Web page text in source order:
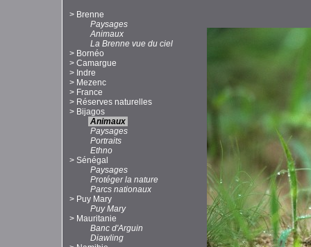
> Brenne
Paysages
Animaux
La Brenne vue du ciel
> Bornéo
> Camargue
> Indre
> Mezenc
> France
> Réserves naturelles
> Bijagos
Animaux
Paysages
Portraits
Ethno
> Sénégal
Paysages
Protéger la nature
Parcs nationaux
> Puy Mary
Puy Mary
> Mauritanie
Banc d'Arguin
Diawling